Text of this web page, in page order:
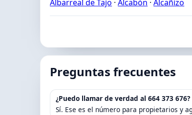
Albarreal de Tajo ·Alcabón ·Alcañizo
Preguntas frecuentes
¿Puedo llamar de verdad al 664 373 676?
Sí. Ese es el número para propietarios y